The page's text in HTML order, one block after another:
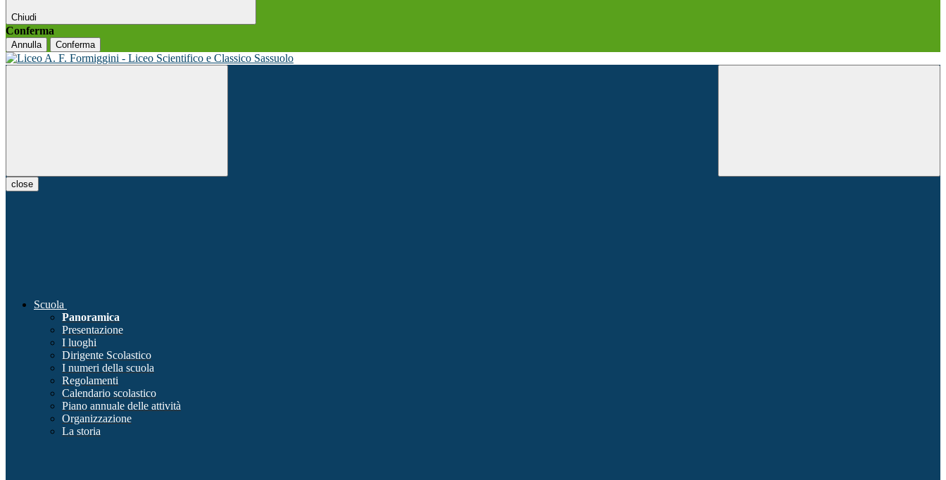
Chiudi
Conferma
Annulla Conferma
close
Scuola
Panoramica
Presentazione
I luoghi
Dirigente Scolastico
I numeri della scuola
Regolamenti
Calendario scolastico
Piano annuale delle attività
Organizzazione
La storia